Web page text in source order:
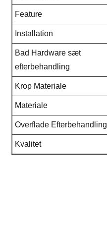
Feature
Installation
Bad Hardware sæt
efterbehandling
Krop Materiale
Materiale
Overflade Efterbehandling
Kvalitet